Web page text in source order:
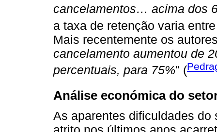
cancelamentos… acima dos
a taxa de retenção varia
Mais recentemente os
cancelamento aumentou de
percentuais, para 75%" (
Análise económica do
As aparentes dificuldades do